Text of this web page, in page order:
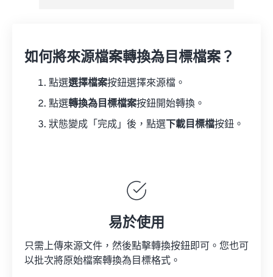
如何將來源檔案轉換為目標檔案？
點選選擇檔案按鈕選擇來源檔。
點選轉換為目標檔案按鈕開始轉換。
狀態變成「完成」後，點選 下載目標檔按鈕。
易於使用
只需上傳來源文件，然後點擊轉換按鈕即可。您也可
以批次將原始檔案轉換為目標格式。